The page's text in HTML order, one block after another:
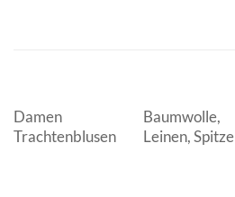
Damen
Trachtenblusen
Baumwolle,
Leinen, Spitze